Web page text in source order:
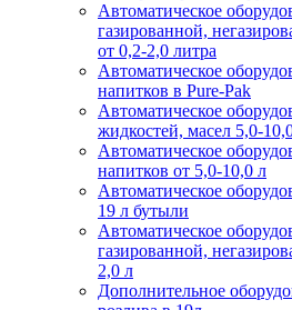
Автоматическое
газированной,
от 0,2-2,0 литра
Автоматическое
напитков в Pure-Pak
Автоматическое
жидкостей, масел 5,0-
Автоматическое
напитков от 5,0-10,0 л
Автоматическое
19 л бутыли
Автоматическое
газированной,
2,0 л
Дополнительное